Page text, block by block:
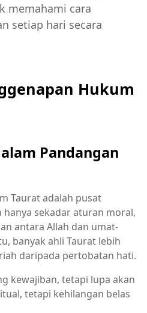
memahami cara
setiap hari secara
Hukum
Pandangan
Taurat adalah pusat
sekadar aturan moral,
antara Allah dan umat-
banyak ahli Taurat lebih
daripada pertobatan hati.
kewajiban, tetapi lupa akan
tetapi kehilangan belas